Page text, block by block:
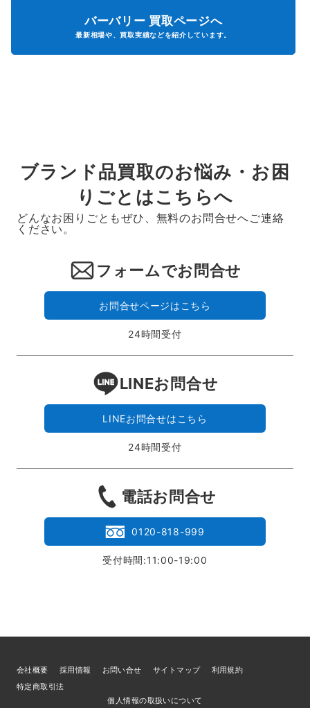
バーバリー 買取ページへ
最新相場や、買取実績などを紹介しています。
ブランド品買取のお悩み・お困
りごとはこちらへ
どんなお困りごともぜひ、無料のお問合せへご連絡
ください。
フォームでお問合せ
お問合せページはこちら
24時間受付
LINEお問合せ
LINEお問合せはこちら
24時間受付
電話お問合せ
0120-818-999
受付時間:11:00-19:00
会社概要 採用情報 お問い合せ サイトマップ
利用規約
特定商取引法
個人情報の取扱いについて